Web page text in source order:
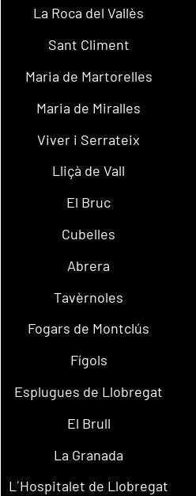
La Roca del Vallès
Sant Climent
Maria de Martorelles
Maria de Miralles
Viver i Serrateix
Lliçà de Vall
El Bruc
Cubelles
Abrera
Tavèrnoles
Fogars de Montclús
Fígols
Esplugues de Llobregat
El Brull
La Granada
L´Hospitalet de Llobregat